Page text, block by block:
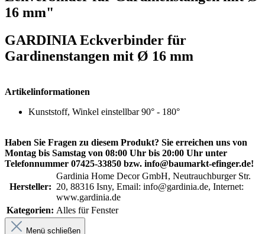
16 mm"
GARDINIA Eckverbinder für
Gardinenstangen mit Ø 16 mm
Artikelinformationen
Kunststoff, Winkel einstellbar 90° - 180°
Haben Sie Fragen zu diesem Produkt? Sie erreichen uns von
Montag bis Samstag von 08:00 Uhr bis 20:00 Uhr unter
Telefonnummer 07425-33850 bzw. info@baumarkt-efinger.de!
Hersteller:
Gardinia Home Decor GmbH, Neutrauchburger Str.
20, 88316 Isny, Email: info@gardinia.de, Internet:
www.gardinia.de
Kategorien: Alles für Fenster
Menü schließen